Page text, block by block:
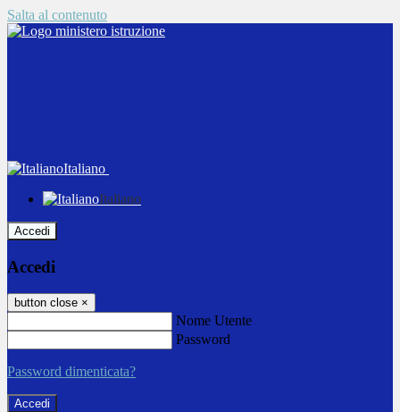
Salta al contenuto
Italiano
Italiano
Accedi
Accedi
button close ×
Nome Utente
Password
Password dimenticata?